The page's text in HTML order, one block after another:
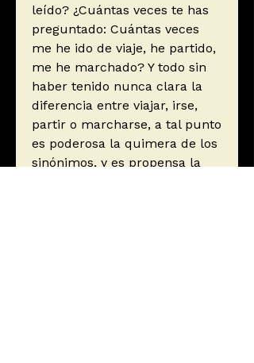
leído? ¿Cuántas veces te has
preguntado: Cuántas veces
me he ido de viaje, he partido,
me he marchado? Y todo sin
haber tenido nunca clara la
diferencia entre viajar, irse,
partir o marcharse, a tal punto
es poderosa la quimera de los
sinónimos, y es propensa la